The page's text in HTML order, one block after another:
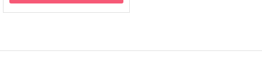
à
12,98 €